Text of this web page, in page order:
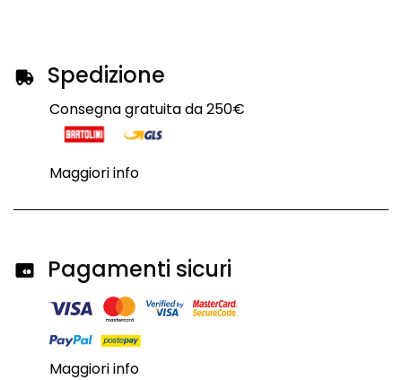
Spedizione
Consegna gratuita da 250€
Maggiori info
Pagamenti sicuri
Maggiori info